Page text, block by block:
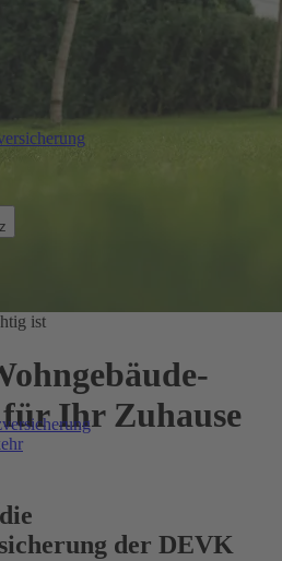
ist
Ihr Zuhause
der DEVK